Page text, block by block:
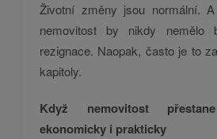
Životní změny jsou normální.
nemovitost by nikdy nemělo
rezignace. Naopak, často je to
kapitoly.
Když nemovitost
ekonomicky i prakticky